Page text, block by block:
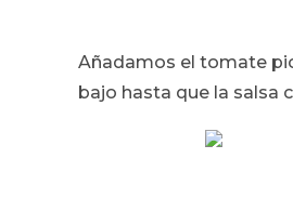
Añadamos el tomate
bajo hasta que la salsa